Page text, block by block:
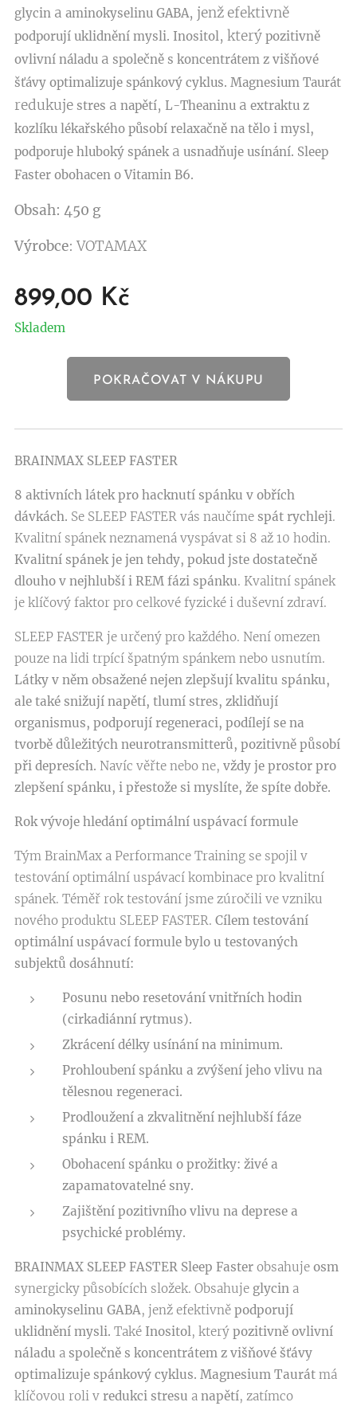
glycin a aminokyselinu GABA, jenž efektivně
podporují uklidnění mysli. Inositol, který pozitivně
ovlivní náladu a společně s koncentrátem z višňové
šťávy optimalizuje spánkový cyklus. Magnesium Taurát
redukuje stres a napětí, L-Theaninu a extraktu z
kozlíku lékařského působí relaxačně na tělo i mysl,
podporuje hluboký spánek a usnadňuje usínání. Sleep
Faster obohacen o Vitamin B6.
Obsah: 450 g
Výrobce: VOTAMAX
899,00 Kč
Skladem
POKRAČOVAT V NÁKUPU
BRAINMAX SLEEP FASTER
8 aktivních látek pro hacknutí spánku v obřích
dávkách. Se SLEEP FASTER vás naučíme spát rychleji.
Kvalitní spánek neznamená vyspávat si 8 až 10 hodin.
Kvalitní spánek je jen tehdy, pokud jste dostatečně
dlouho v nejhlubší i REM fázi spánku. Kvalitní spánek
je klíčový faktor pro celkové fyzické i duševní zdraví.
SLEEP FASTER je určený pro každého. Není omezen
pouze na lidi trpící špatným spánkem nebo usnutím.
Látky v něm obsažené nejen zlepšují kvalitu spánku,
ale také snižují napětí, tlumí stres, zklidňují
organismus, podporují regeneraci, podílejí se na
tvorbě důležitých neurotransmitterů, pozitivně působí
při depresích. Navíc věřte nebo ne, vždy je prostor pro
zlepšení spánku, i přestože si myslíte, že spíte dobře.
Rok vývoje hledání optimální uspávací formule
Tým BrainMax a Performance Training se spojil v
testování optimální uspávací kombinace pro kvalitní
spánek. Téměř rok testování jsme zúročili ve vzniku
nového produktu SLEEP FASTER. Cílem testování
optimální uspávací formule bylo u testovaných
subjektů dosáhnutí:
Posunu nebo resetování vnitřních hodin
(cirkadiánní rytmus).
Zkrácení délky usínání na minimum.
Prohloubení spánku a zvýšení jeho vlivu na
tělesnou regeneraci.
Prodloužení a zkvalitnění nejhlubší fáze
spánku i REM.
Obohacení spánku o prožitky: živé a
zapamatovatelné sny.
Zajištění pozitivního vlivu na deprese a
psychické problémy.
BRAINMAX SLEEP FASTER Sleep Faster obsahuje osm
synergicky působících složek. Obsahuje glycin a
aminokyselinu GABA, jenž efektivně podporují
uklidnění mysli. Také Inositol, který pozitivně ovlivní
náladu a společně s koncentrátem z višňové šťávy
optimalizuje spánkový cyklus. Magnesium Taurát má
klíčovou roli v redukci stresu a napětí, zatímco